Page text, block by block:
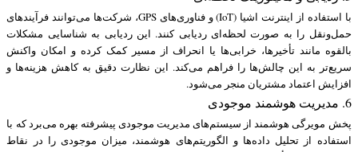
با استفاده از اینترنت اشیا (IoT) و فناوری‌های GPS، شرکت‌ها می‌توانند فرآیندهای
حمل‌ونقل را به صورت لحظه‌ای ردیابی کنند. این ردیابی به شناسایی مشکلات
بالقوه مانند تأخیرها، خرابی‌ها یا انحراف از مسیر کمک کرده و امکان واکنش
سریع‌تر به این چالش‌ها را فراهم می‌کند. این نظارت دقیق به کاهش هزینه‌ها و
افزایش اعتماد مشتریان منجر می‌شود.
6. مدیریت هوشمند موجودی
پخش مویرگی هوشمند از سیستم‌های مدیریت موجودی پیشرفته بهره می‌برد که با
استفاده از تحلیل داده‌ها و الگوریتم‌های هوشمند، میزان موجودی را در نقاط